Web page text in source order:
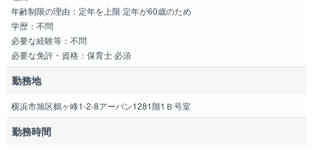
年齢制限の理由：定年を上限 定年が60歳のため
学歴：不問
必要な経験等：不問
必要な免許・資格：保育士 必須
勤務地
横浜市旭区鶴ヶ峰1-2-8アーバン1281階1Ｂ号室
勤務時間